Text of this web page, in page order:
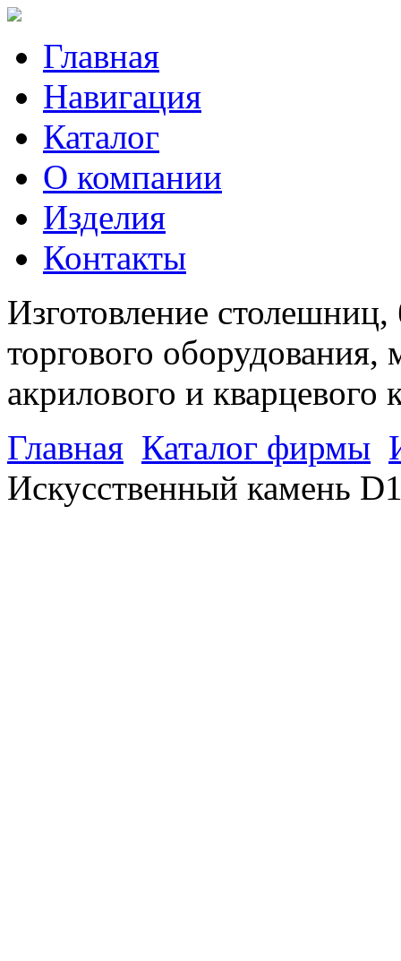
Главная
Навигация
Каталог
О компании
Изделия
Контакты
Изготовление
торгового
акрилового и кварцевого
Главная Каталог фирмы
Искусственный камень